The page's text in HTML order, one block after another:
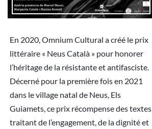
En 2020, Omnium Cultural a créé le prix
littéraire « Neus Català » pour honorer
l’héritage de la résistante et antifasciste.
Décerné pour la première fois en 2021
dans le village natal de Neus, Els
Guiamets, ce prix récompense des textes
traitant de l’engagement, de la dignité et